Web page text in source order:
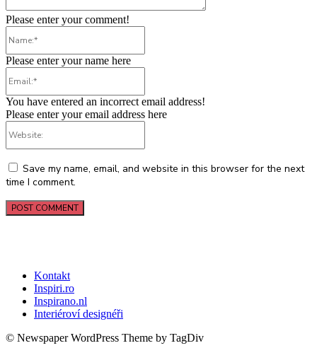
Please enter your comment!
Please enter your name here
You have entered an incorrect email address!
Please enter your email address here
Save my name, email, and website in this browser for the next
time I comment.
Kontakt
Inspiri.ro
Inspirano.nl
Interiéroví designéři
© Newspaper WordPress Theme by TagDiv